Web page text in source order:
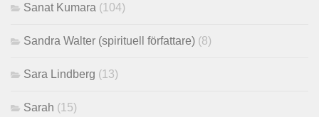
Sanat Kumara (104)
Sandra Walter (spirituell författare) (8)
Sara Lindberg (13)
Sarah (15)